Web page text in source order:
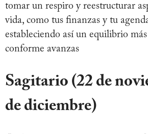
tomar un respiro y reestructurar
vida, como tus finanzas y tu
estableciendo así un equilibrio
conforme avanzas
Sagitario (22 de
de diciembre)